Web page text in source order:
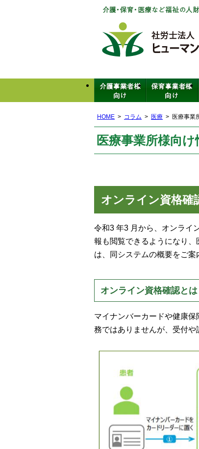
HOME コラム 医療 医療事業
医療事業所様向
オンライン資格確
令和3 年3 月から、オンライ
報も閲覧できるようになり
は、同システムの概要をご案
オンライン資格確認とは
マイナンバーカードや健康
務ではありませんが、受付や